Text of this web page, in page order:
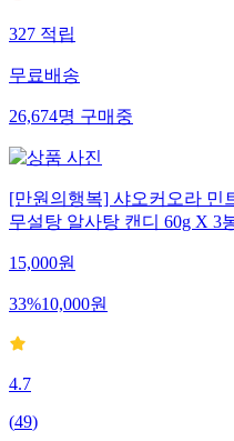
327적립
무료배송
26,674명구매중
[만원의행복] 샤오커오라 민
무설탕 알사탕 캔디 60g X 3
15,000원
33%10,000원
4.7
(49)